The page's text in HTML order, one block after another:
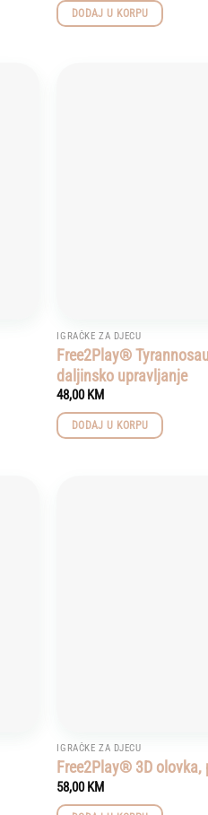
DODAJ U KORPU
IGRAČKE ZA DJECU
Free2Play®
daljinsko upravljanje
48,00KM
DODAJ U KORPU
IGRAČKE ZA DJECU
Free2Play® 3D olovka,
58,00KM